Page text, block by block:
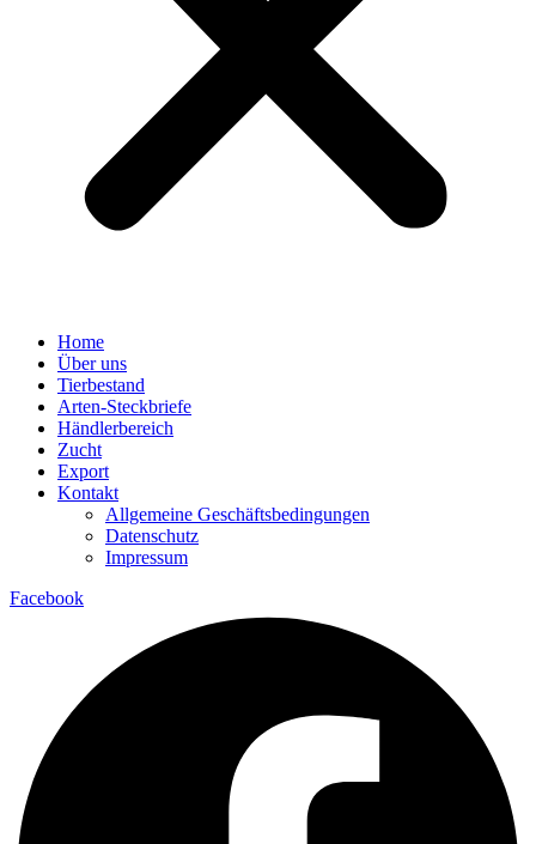
Home
Über uns
Tierbestand
Arten-Steckbriefe
Händlerbereich
Zucht
Export
Kontakt
Allgemeine Geschäftsbedingungen
Datenschutz
Impressum
Facebook